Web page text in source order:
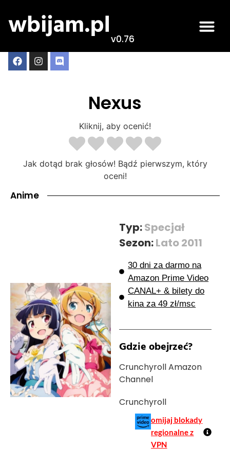
v0.76
Nexus
Kliknij, aby ocenić!
Jak dotąd brak głosów! Bądź pierwszym, który
oceni!
Anime
Typ:Specjał
Sezon:Lato 2011
30 dni za darmo na
Amazon Prime Video
CANAL+ & bilety do
kina za 49 zł/msc
Gdzie obejrzeć?
Crunchyroll Amazon
Channel
Crunchyroll
omijaj blokady
regionalne z
VPN